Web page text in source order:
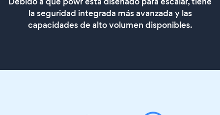
la seguridad integrada más avanzada y las
capacidades de alto volumen disponibles.